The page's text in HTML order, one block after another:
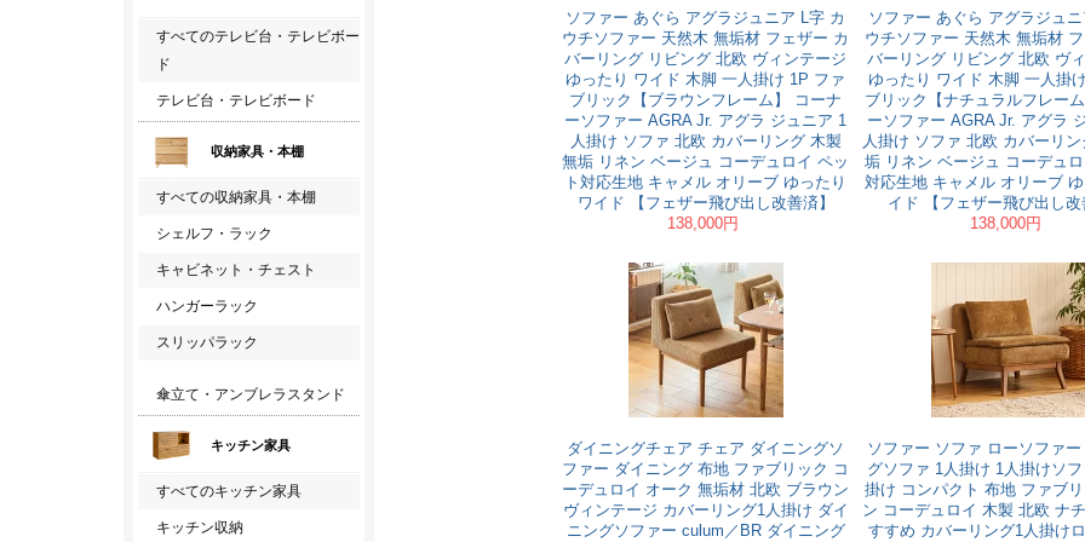
ソファー あぐら アグラジュニア L字 カ
ウチソファー 天然木 無垢材 フェザー カ
バーリング リビング 北欧 ヴィンテージ
ゆったり ワイド 木脚 一人掛け 1P ファ
ブリック【ブラウンフレーム】 コーナ
ーソファー AGRA Jr. アグラ ジュニア 1
人掛け ソファ 北欧 カバーリング 木製
無垢 リネン ベージュ コーデュロイ ペッ
ト対応生地 キャメル オリーブ ゆったり
ワイド 【フェザー飛び出し改善済】
138,000円
ソファー あぐら アグラジュ
ウチソファー 天然木 無垢材
バーリング リビング 北欧 ヴ
ゆったり ワイド 木脚 一人掛
ブリック【ナチュラルフレー
ーソファー AGRA Jr. アグラ
人掛け ソファ 北欧 カバーリ
垢 リネン ベージュ コーデュ
対応生地 キャメル オリーブ
イド 【フェザー飛び出し
138,000円
ダイニングチェア チェア ダイニングソ
ファー ダイニング 布地 ファブリック コ
ーデュロイ オーク 無垢材 北欧 ブラウン
ヴィンテージ カバーリング1人掛け ダイ
ニングソファー culum／BR ダイニング
ソファー ソファ ローソファ
グソファ 1人掛け 1人掛けソ
掛け コンパクト 布地 ファブ
ン コーデュロイ 木製 北欧 ナ
すすめ カバーリング1人掛け